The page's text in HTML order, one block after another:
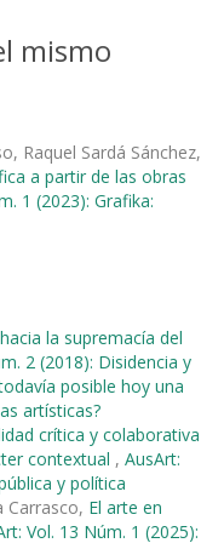
mismo
Raquel Sardá Sánchez,
a partir de las obras
1 (2023): Grafika:
la supremacía del
2 (2018): Disidencia y
posible hoy una
artísticas?
crítica y colaborativa
contextual , AusArt:
y política
Carrasco, El arte en
Vol. 13 Núm. 1 (2025):